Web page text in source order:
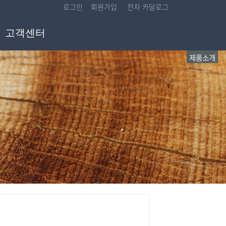
로그인 회원가입 전자 카달로그
고객센터
제품소개